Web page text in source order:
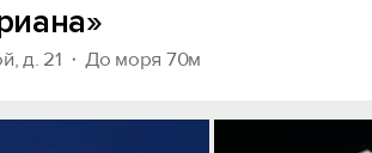
д. 21 До моря 70м